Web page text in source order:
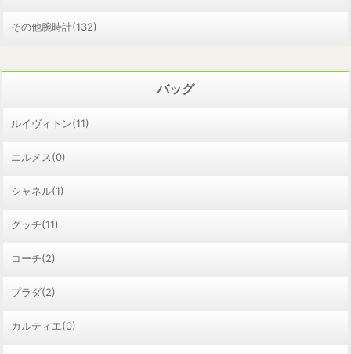
その他腕時計(132)
バッグ
ルイヴィトン(11)
エルメス(0)
シャネル(1)
グッチ(11)
コーチ(2)
プラダ(2)
カルティエ(0)